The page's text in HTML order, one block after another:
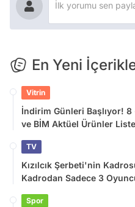
En Yeni
Vitrin
İndirim Günleri Başlıyor! 8
ve BİM Aktüel Ürünler
TV
Kızılcık Şerbeti'nin
Kadrodan Sadece 3
Spor